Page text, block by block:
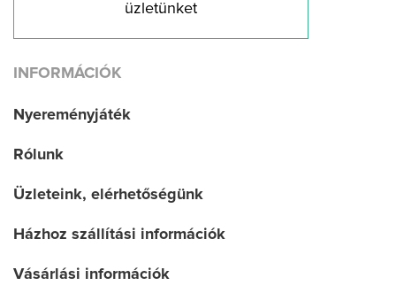
üzletünket
INFORMÁCIÓK
Nyereményjáték
Rólunk
Üzleteink, elérhetőségünk
Házhoz szállítási információk
Vásárlási információk